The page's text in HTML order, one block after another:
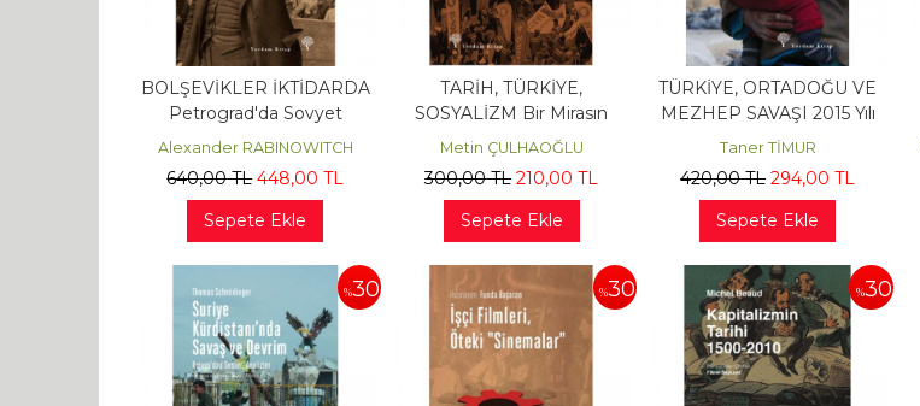
BOLŞEVİKLER İKTİDARDA
Petrograd'da Sovyet
Yönetiminin İlk Yılı
Alexander RABINOWITCH
640,00TL 448,00 TL
Sepete Ekle
TARİH, TÜRKİYE,
SOSYALİZM Bir Mirasın
Güncelliği
Metin ÇULHAOĞLU
300,00TL 210,00 TL
Sepete Ekle
TÜRKİYE, ORTADOĞU VE
MEZHEP SAVAŞI 2015 Yılı
Güncesi
Taner TİMUR
420,00TL 294,00 TL
Sepete Ekle
%30 %30 %30